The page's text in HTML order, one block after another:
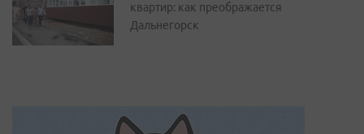
квартир: как преображается
Дальнегорск